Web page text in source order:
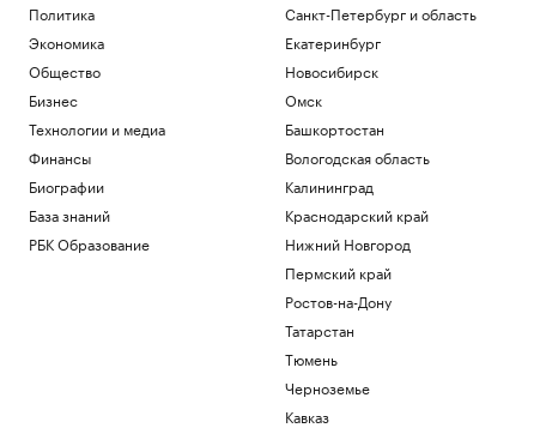
августа
Общество
Умерла заслуженный тренер России по
фехтованию Фаина Саевич
Общество
Минтранс предложил способ
финансирования защиты трасс от БПЛА
Политика
Супруге главы издательства «Джем»
предъявили обвинение в
мошенничестве
Политика
Экономика
Общество
Бизнес
Технологии и медиа
Финансы
Биографии
База знаний
РБК Образование
Санкт-Петербург и область
Екатеринбург
Новосибирск
Омск
Башкортостан
Вологодская область
Калининград
Краснодарский край
Нижний Новгород
Пермский край
Ростов-на-Дону
Татарстан
Тюмень
Черноземье
Кавказ